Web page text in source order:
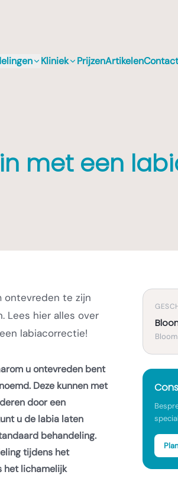
Kliniek PrijzenArtikelen
met een
ontevreden te zijn
Lees hier alles over
labiacorrectie!
u ontevreden bent
Deze kunnen met
door een
u de labia laten
behandeling.
tijdens het
het lichamelijk